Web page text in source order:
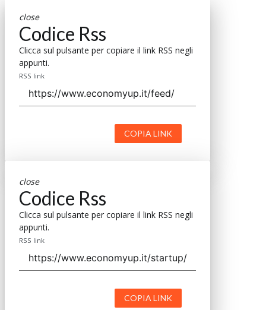
close
Codice Rss
Clicca sul pulsante per copiare il link RSS negli
appunti.
RSS link
COPIA LINK
close
Codice Rss
Clicca sul pulsante per copiare il link RSS negli
appunti.
RSS link
COPIA LINK